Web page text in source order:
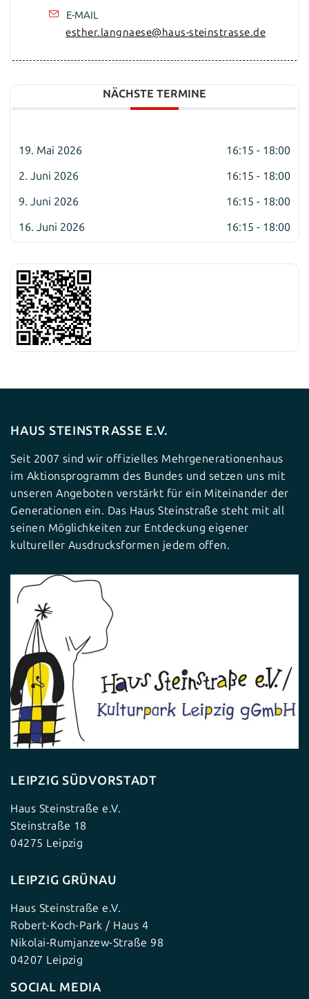
E-MAIL
esther.langnaese@haus-steinstrasse.de
NÄCHSTE TERMINE
19. Mai 2026
16:15 - 18:00
2. Juni 2026
16:15 - 18:00
9. Juni 2026
16:15 - 18:00
16. Juni 2026
16:15 - 18:00
HAUS STEINSTRASSE E.V.
Seit 2007 sind wir offizielles Mehrgenerationenhaus
im Aktionsprogramm des Bundes und setzen uns mit
unseren Angeboten verstärkt für ein Miteinander der
Generationen ein. Das Haus Steinstraße steht mit all
seinen Möglichkeiten zur Entdeckung eigener
kultureller Ausdrucksformen jedem offen.
LEIPZIG SÜDVORSTADT
Haus Steinstraße e.V.
Steinstraße 18
04275 Leipzig
LEIPZIG GRÜNAU
Haus Steinstraße e.V.
Robert-Koch-Park / Haus 4
Nikolai-Rumjanzew-Straße 98
04207 Leipzig
SOCIAL MEDIA